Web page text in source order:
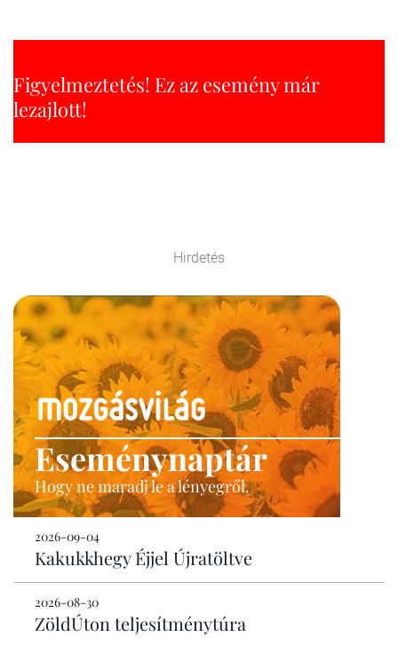
Figyelmeztetés! Ez az esemény már
lezajlott!
Hirdetés
Eseménynaptár
Hogy ne maradj le a lényegről.
2026-09-04
Kakukkhegy Éjjel Újratöltve
2026-08-30
ZöldÚton teljesítménytúra